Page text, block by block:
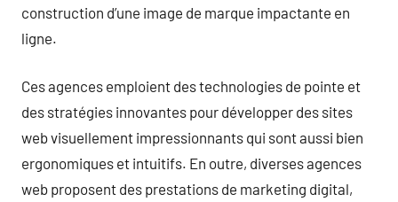
construction d’une image de marque impactante en
ligne.
Ces agences emploient des technologies de pointe et
des stratégies innovantes pour développer des sites
web visuellement impressionnants qui sont aussi bien
ergonomiques et intuitifs. En outre, diverses agences
web proposent des prestations de marketing digital,